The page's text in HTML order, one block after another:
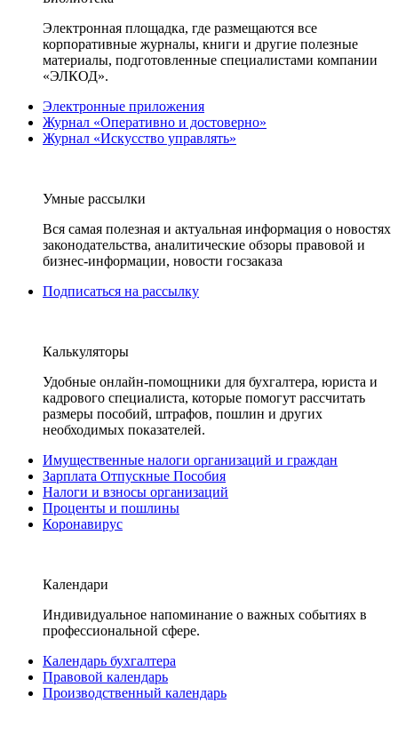
Электронная площадка, где размещаются все
корпоративные журналы, книги и другие полезные
материалы, подготовленные специалистами компании
«ЭЛКОД».
Электронные приложения
Журнал «Оперативно и достоверно»
Журнал «Искусство управлять»
Умные рассылки
Вся самая полезная и актуальная информация о новостях
законодательства, аналитические обзоры правовой и
бизнес-информации, новости госзаказа
Подписаться на рассылку
Калькуляторы
Удобные онлайн-помощники для бухгалтера, юриста и
кадрового специалиста, которые помогут рассчитать
размеры пособий, штрафов, пошлин и других
необходимых показателей.
Имущественные налоги организаций и граждан
Зарплата Отпускные Пособия
Налоги и взносы организаций
Проценты и пошлины
Коронавирус
Календари
Индивидуальное напоминание о важных событиях в
профессиональной сфере.
Календарь бухгалтера
Правовой календарь
Производственный календарь